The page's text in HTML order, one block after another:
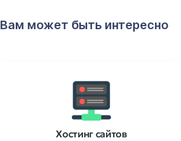
Вам может быть интересно
Хостинг сайтов